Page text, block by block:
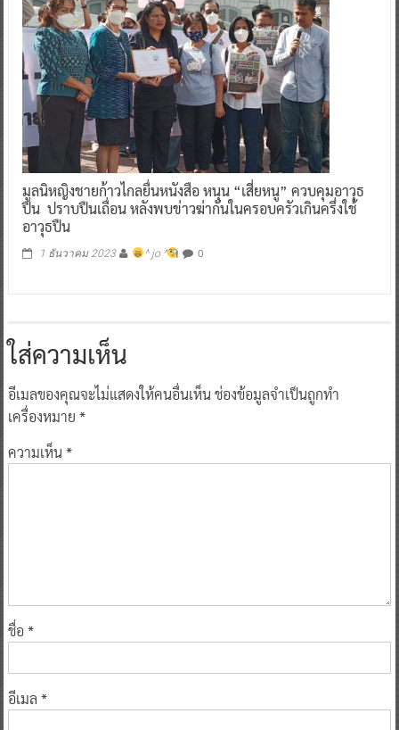
มูลนิหญิงชายก้าวไกลยื่นหนังสือ หนุน “เสี่ยหนู” ควบคุมอาวุธ
ปืน ปราบปืนเถื่อน หลังพบข่าวฆ่ากันในครอบครัวเกินครึ่งใช้
อาวุธปืน
1 ธันวาคม 2023 ^ jo ^ 0
ใส่ความเห็น
อีเมลของคุณจะไม่แสดงให้คนอื่นเห็นช่องข้อมูลจำเป็นถูกทำ
เครื่องหมาย *
ความเห็น*
ชื่อ *
อีเมล *